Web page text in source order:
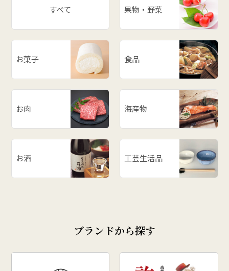
# アスパラ
# ががちゃおこわ
# だだっ子
# 和梨
# 山形の思い出
# メロン
# ラーメン
# ご飯のお供
すべて 果物・野菜
お菓子 食品
お肉 海産物
お酒 工芸生活品
ブランドから探す